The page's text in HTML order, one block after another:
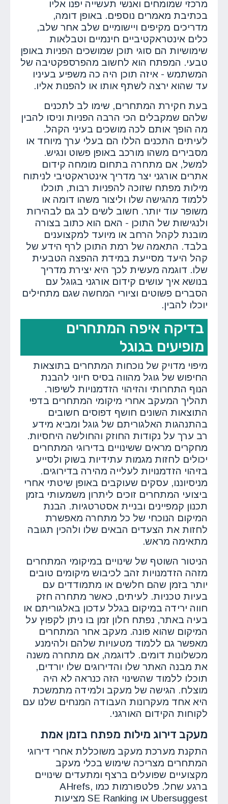
מרכזי שמומחים ואנשי תעשייה יפנו אליו
בכתיבת מאמרים נוספים. באופן דומה,
מדריכים מקיפים ויישומיים שלב אחר שלב,
כלים אינטראקטיביים חינמיים וטבלאות
שימושיות הם סוגי תוכן שמושכים הפניות באופן
טבעי. המפתח הוא לחשוב מהפרספקטיבה של
המשתמש - איזה תוכן היה כה משפיע בעיניו
עד שהוא ירצה לשתף אותו או להפנות אליו.
בעת חקירת המתחרים, שימו לב לתכנים
שלהם שמקבלים הכי הרבה הפניות וניסו להבין
מה הופך אותם לכה מושכים בעיני הקהל.
לעיתים התכנים הללו הם בעלי ערך מיוחד או
מסבירים משהו מורכב באופן פשוט ונגיש.
למשל, אם מתחרה בתחום מומחה קידום
אתרים אורגני יצר מדריך אינטראקטיבי לניתוח
מילות מפתח שזוכה להפניות רבות, תוכלו
ללמוד מהגישה שלו וליצור משהו דומה או
משופר עוד יותר. חשוב לשים לב גם לבהירות
ולנגישות של התוכן - האם הוא כתוב בצורה
מובנת לקהל הרחב או מיועד למקצוענים
בלבד. התאמה של רמת התוכן לרף הידע של
קהל היעד מסייעת במידת ההפצה הטבעית
שלו. דוגמה מעשית לכך היא יצירת מדריך
בנושא איך עושים קידום אורגני בגוגל עם
הסברים פשוטים וציורי המחשה שגם מתחילים
יוכלו להבין.
בדיקה איפה המתחרים
מופיעים בגוגל
מיפוי מדויק של נוכחות המתחרים בתוצאות
החיפוש של גוגל מהווה בסיס חיוני להבנת
הנוף התחרותי והזיהוי הזדמנויות לשיפור.
תהליך המעקב אחרי מיקומי המתחרים בדפי
התוצאות השונים חושף דפוסים חשובים
בהתנהגות האלגוריתם של גוגל ומביא מידע
רב ערך על נקודות החוזק והחולשה היחסיות.
מחקרים מראים ששינויים בדירוגי המתחרים
יכולים לחזות מגמות עתידיות בשוק ולסייע
בזיהוי הזדמנויות לעלייה מהירה בדירוגים.
מניסיוננו, עסקים שעוקבים באופן שיטתי אחרי
ביצועי המתחרים זוכים ליתרון משמעותי בזמן
תכנון קמפיינים ובניית אסטרטגיות. הבנת
המיקום הנוכחי של כל מתחרה מאפשרת
לחזות את הצעדים הבאים שלו ולהכין תגובה
מתאימה מראש.
הניטור השוטף של שינויים במיקומי המתחרים
מזהה הזדמנויות זהב לכיבוש מיקומים טובים
יותר בזמן שהם חלשים או מתמודדים עם
בעיות טכניות. לעיתים, כאשר מתחרה חזק
חווה ירידה במיקום בגלל עדכון באלגוריתם או
בעיה באתר, נפתח חלון זמן בו ניתן לקפוץ על
המיקום שהוא פונה. מעקב אחר המתחרים
מאפשר גם ללמוד מטעויות שלהם ולהימנע
מכשלונות דומים. לדוגמה, אם מתחרה משנה
את מבנה האתר שלו והדירוגים שלו יורדים,
תוכלו ללמוד שהשינוי הזה כנראה לא היה
מוצלח. הגישה של מעקב ולמידה מתמשכת
היא אחד מעקרונות העבודה המנחים שלנו עם
לקוחות הקידום האורגני.
מעקב דירוג מילות מפתח בזמן אמת
התקנת מערכת מעקב משוכללת אחרי דירוגי
המתחרים מצריכה שימוש בכלי מעקב
מקצועיים שפועלים ברצף ומתעדים שינויים
ברגע שחל. פלטפורמות כמו AHrefs,
Ubersuggest או SE Ranking מציעות